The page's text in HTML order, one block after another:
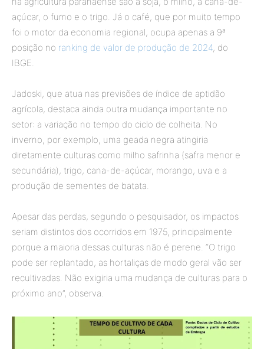
açúcar, o fumo e o trigo. Já o café, que por muito tempo
foi o motor da economia regional, ocupa apenas a 9ª
posição no ranking de valor de produção de 2024, do
IBGE.
Jadoski, que atua nas previsões de índice de aptidão
agrícola, destaca ainda outra mudança importante no
setor: a variação no tempo do ciclo de colheita. No
inverno, por exemplo, uma geada negra atingiria
diretamente culturas como milho safrinha (safra menor e
secundária), trigo, cana-de-açúcar, morango, uva e a
produção de sementes de batata.
Apesar das perdas, segundo o pesquisador, os impactos
seriam distintos dos ocorridos em 1975, principalmente
porque a maioria dessas culturas não é perene. “O trigo
pode ser replantado, as hortaliças de modo geral vão ser
recultivadas. Não exigiria uma mudança de culturas para o
próximo ano”, observa.